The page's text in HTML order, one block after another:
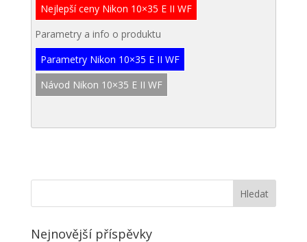
Nejlepší ceny Nikon 10×35 E II WF
Parametry a info o produktu
Parametry Nikon 10×35 E II WF
Návod Nikon 10×35 E II WF
Nejnovější příspěvky